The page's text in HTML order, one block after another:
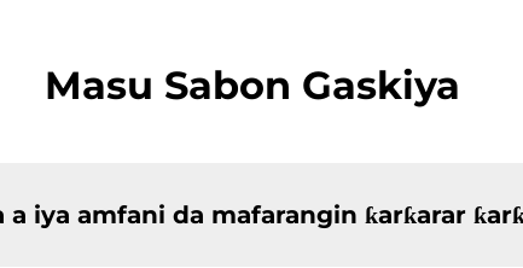
Masu Sabon Gaskiya
iya amfani da mafarangin ƙarƙarar